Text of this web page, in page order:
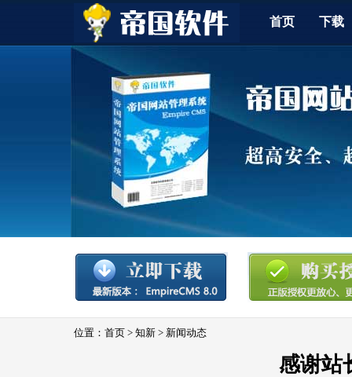
首页 下载
位置： 首页 > 知新 > 新闻动态
感谢站